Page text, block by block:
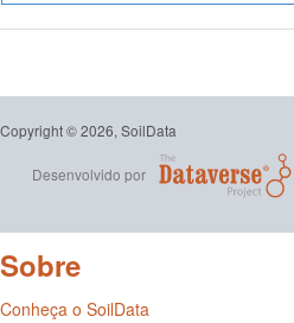
Copyright © 2026, SoilData
Desenvolvido por
Sobre
Conheça o SoilData